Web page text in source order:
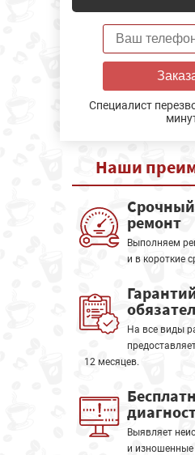
Специалист
Наши
Срочный
ремонт
Выполняем
и в короткие
На все виды
12 месяцев.
Выявляет
и